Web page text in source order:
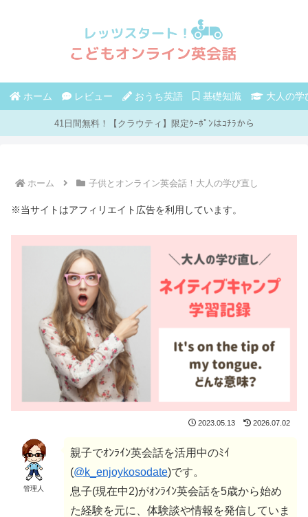
ホーム レビュー おうち英語 基礎知識 大人の学
41日間無料！【クラウティ】限定ｸｰﾎﾟﾝはｺﾁﾗから
ホーム 子供とオンライン英会話！大人の学び直し
※当サイトはアフィリエイト広告を利用しています。
2023.05.13 2026.07.02
管理人
親子でｵﾝﾗｲﾝ英会話を活用中のﾐｲ
(@k_enjoykosodate)です。
息子(現在中2)がｵﾝﾗｲﾝ英会話を5歳から始め
た経験を元に、体験談や情報を発信していま